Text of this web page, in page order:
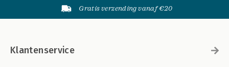
Gratis verzending vanaf €20
Klantenservice